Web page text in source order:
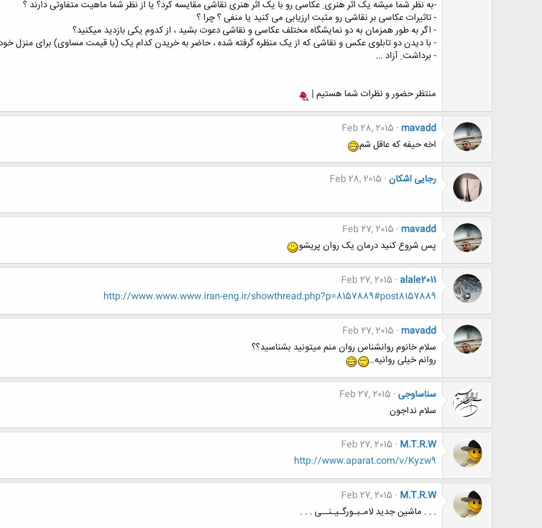
-به نظر شما میشه یک اثر هنری ِ عکاسی رو با یک اثر هنری نقاشی مقایسه کرد؟ یا از نظر شما ماهیت متفاوتی دارند ؟
- تاثیرات عکاسی بر نقاشی رو مثبت ارزیابی می کنید یا منفی ؟ چرا ؟
- اگر به طور همزمان به دو نمایشگاه مختلف عکاسی و نقاشی دعوت بشید ، از کدوم یکی بازدید میکنید؟
- با دیدن دو تابلوی عکس و نقاشی که از یک منظره گرفته شده ، حاضر به خریدن کدام یک (با قیمت مساوی) برای منزل
- برداشت ِ آزاد ...
منتظر حضور و نظرات شما هستیم |
mavadd
Feb 28, 2015
اخه حیفه که عاقل شم
رجایی اشکان Feb 28, 2015
mavadd
Feb 27, 2015
پس شروع کنید درمان یک روان پریشو
alale2011
Feb 27, 2015
http://www.www.www.iran-eng.ir/showthread.php?p=8157889#post8157889
mavadd
Feb 27, 2015
سلام خانوم روانشناس روان منم میتونید بشناسید؟؟
روانم خیلی روانیه..
سناساوجی Feb 27, 2015
سلام نداجون
M.T.R.W
Feb 27, 2015
http://www.aparat.com/v/Kyzw9
M.T.R.W
Feb 27, 2015
. . . ماشین جدید لامـبـورگـیـنــی . . .